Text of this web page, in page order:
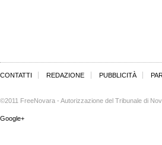
CONTATTI REDAZIONE PUBBLICITÀ
©2011 FreeNovara - Autorizzazione del Tribunale di
Google+